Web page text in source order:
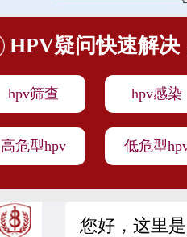
HPV疑问快速解决
hpv筛查 hpv感染
高危型hpv 低危型
您好，这里